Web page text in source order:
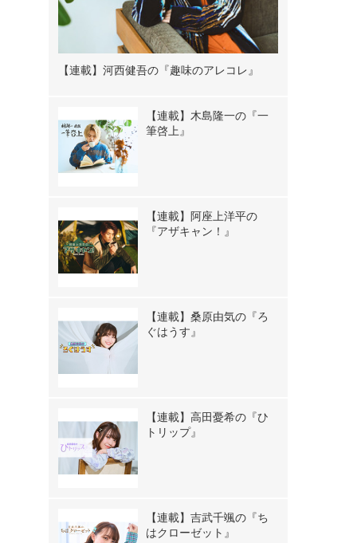
【連載】河西健吾の『趣味のアレコレ』
【連載】木島隆一の『一
筆啓上』
【連載】阿座上洋平の
『アザキャン！』
【連載】桑原由気の『ろ
ぐはうす』
【連載】高田憂希の『ひ
トリップ』
【連載】吉武千颯の『ち
はクローゼット』